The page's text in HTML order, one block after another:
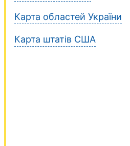
Карта областей України
Карта штатів США